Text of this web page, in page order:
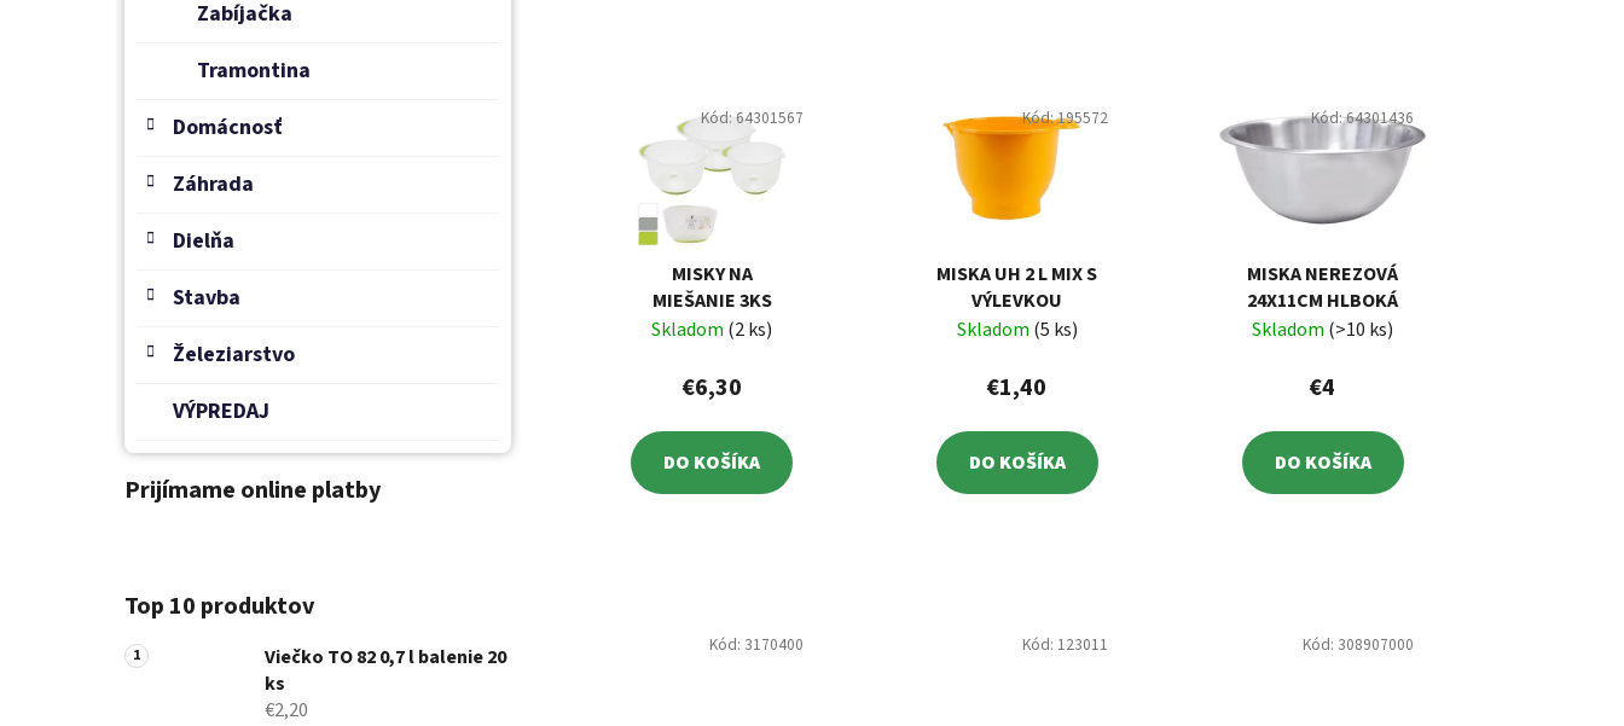
Zabíjačka
Tramontina
Domácnosť
Záhrada
Dielňa
Stavba
Železiarstvo
VÝPREDAJ
Prijímame online platby
Top 10 produktov
Viečko TO 82 0,7 l balenie 20
ks
€2,20
MISKY NA
MIEŠANIE 3KS
Skladom (2 ks)
€6,30
DO KOŠÍKA
Kód: 64301567
MISKA UH 2 L MIX S
VÝLEVKOU
Skladom (5 ks)
€1,40
DO KOŠÍKA
Kód:195572
MISKA NEREZOVÁ
24X11CM HLBOKÁ
Skladom (>10 ks)
€4
DO KOŠÍKA
Kód:64301436
Kód: 3170400 Kód: 123011 Kód: 308907000